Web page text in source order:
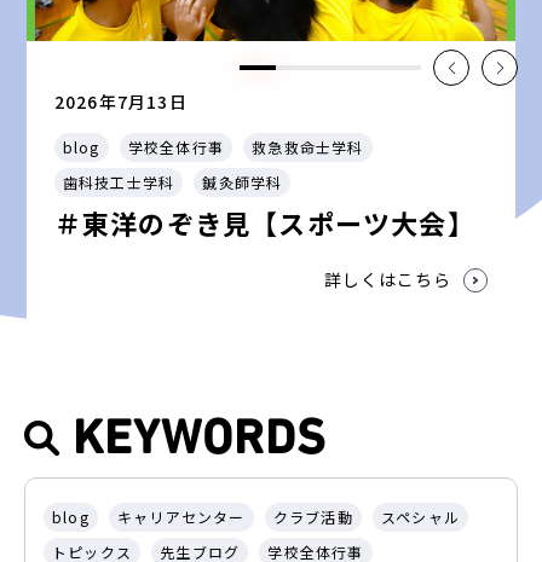
2026年7月13日
blog 学校全体行事
救急救命士学科
歯科技工士学科
鍼灸師学科
＃東洋のぞき見【スポーツ大会】
詳しくはこちら
KEYWORDS
blog キャリアセンター クラブ活動
スペシャル
トピックス
先生ブログ
学校全体行事